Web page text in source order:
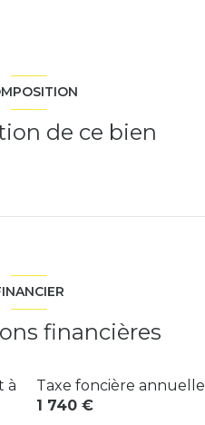
de ce bien
financières
à
Taxe foncière annuelle
1 740 €